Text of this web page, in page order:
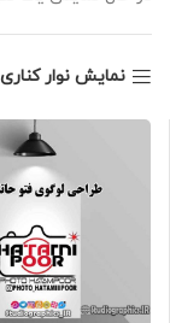
نمایش نوار کناری